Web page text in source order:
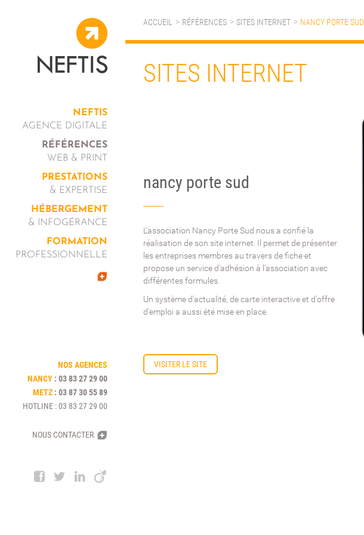
NEFTIS
AGENCE DIGITALE
RÉFÉRENCES
WEB & PRINT
PRESTATIONS
& EXPERTISE
HÉBERGEMENT
& INFOGÉRANCE
FORMATION
PROFESSIONNELLE
NOS AGENCES
NANCY : 03 83 27 29 00
METZ : 03 87 30 55 89
HOTLINE :03 83 27 29 00
NOUS CONTACTER
ACCUEIL RÉFÉRENCES SITES INTERNET NANCY PORTE SUD
SITES INTERNET
nancy porte sud
L'association Nancy Porte Sud nous a confié la
réalisation de son site internet. Il permet de présenter
les entreprises membres au travers de fiche et
propose un service d'adhésion à l'association avec
différentes formules.
Un système d'actualité, de carte interactive et d'offre
d'emploi a aussi été mise en place.
VISITER LE SITE